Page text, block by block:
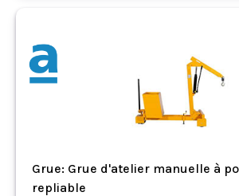
Grue: Grue d'atelier manuelle à
repliable